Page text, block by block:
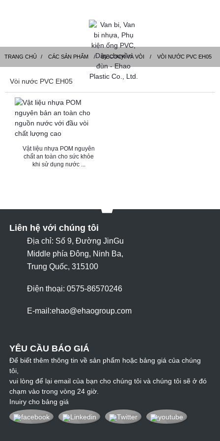
TRANG CHỦ CÁC SẢN PHẨM BIBCOCK VÀ VÒI VÒI NƯỚC PVC EH05
Vòi nước PVC EH05
Vật liệu nhựa POM nguyên
chất an toàn cho sức khỏe
khi sử dụng nước ...
Liên hệ với chúng tôi
Địa chỉ: Số 9, Đường JinGu
Middle phía Đông, Ninh Ba,
Trung Quốc, 315100
Điện thoại: 0575-86570246
E-mail:ehao@ehaogroup.com
YÊU CẦU BÁO GIÁ
Để biết thêm thông tin về sản phẩm hoặc bảng giá của chúng
tôi,
vui lòng để lại email của bạn cho chúng tôi và chúng tôi sẽ ở đó
chạm vào trong vòng 24 giờ.
Inuiry cho bảng giá